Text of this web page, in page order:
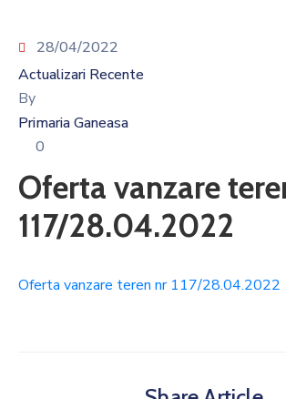
28/04/2022
Actualizari Recente
By
Primaria Ganeasa
0
Oferta vanzare
117/28.04.2022
Oferta vanzare teren nr 117/28.04.2022